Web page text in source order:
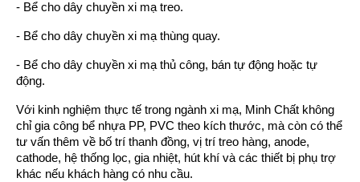
- Bể cho dây chuyền xi mạ treo.
- Bể cho dây chuyền xi mạ thùng quay.
- Bể cho dây chuyền xi mạ thủ công, bán tự động hoặc tự
động.
Với kinh nghiệm thực tế trong ngành xi mạ, Minh Chất không
chỉ gia công bể nhựa PP, PVC theo kích thước, mà còn có thể
tư vấn thêm về bố trí thanh đồng, vị trí treo hàng, anode,
cathode, hệ thống lọc, gia nhiệt, hút khí và các thiết bị phụ trợ
khác nếu khách hàng có nhu cầu.